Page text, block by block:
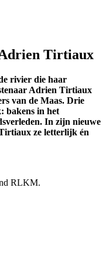
Adrien Tirtiaux
rivier die haar
Adrien Tirtiaux
van de Maas. Drie
bakens in het
In zijn nieuwe
ze letterlijk én
RLKM.